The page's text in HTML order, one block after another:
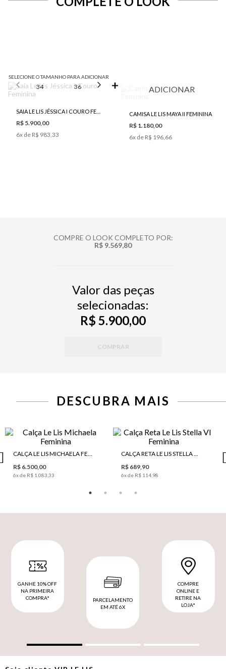
SELECIONE O TAMANHO PARA ADICIONAR
34 36 38 40 42
R$ 5.900,00
6x de R$ 983,33
ADICIONAR
CAMISA LE LIS MAYA II FEMININA
R$ 1.180,00
6x de R$ 196,66
COMPRE O LOOK COMPLETO POR:
R$ 9.569,80
Valor das peças
selecionadas:
R$ 5.900,00
COMPRAR
DESCUBRA MAIS
CALÇA LE LIS MICHAELA FEMININA
R$ 6.500,00
6x de R$ 1.083,33
CALÇA RETA LE LIS STELLA VI FEMININA
R$ 689,90
6x de R$ 114,98
GANHE 10% OFF
NA PRIMEIRA
COMPRA*
PARCELAMENTO
EM ATÉ 6X
COMPRE
ONLINE E
RETIRE NA
LOJA*